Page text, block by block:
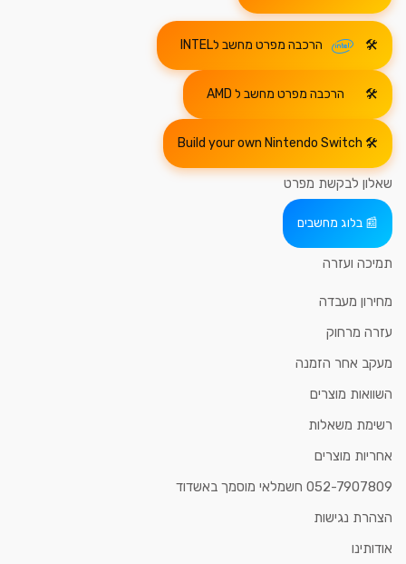
הרכבה מפרט מחשב לINTEL
הרכבה מפרט מחשב ל AMD
Build your own Nintendo Switch
שאלון לבקשת מפרט
בלוג מחשבים
תמיכה ועזרה
מחירון מעבדה
עזרה מרחוק
מעקב אחר הזמנה
השוואות מוצרים
רשימת משאלות
אחריות מוצרים
052-7907809 חשמלאי מוסמך באשדוד
הצהרת נגישות
אודותינו